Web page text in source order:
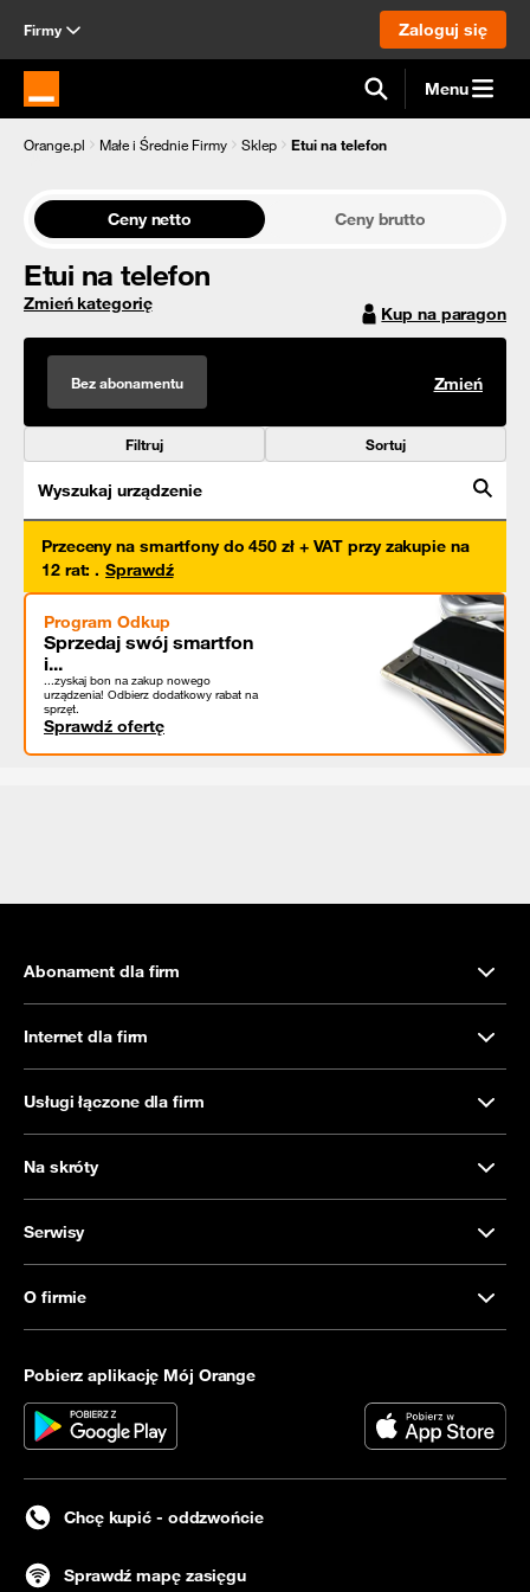
Firmy Zaloguj się
Strona główna Orange.pl Menu
Orange.pl Małe i Średnie Firmy Sklep Etui na telefon
Ceny netto Ceny brutto
Etui na telefon
Zmień kategorię Kup na paragon
Bez abonamentu Zmień
Filtruj Sortuj
Wyszukaj urządzenie
Przeceny na smartfony do 450 zł + VAT przy zakupie na
12 rat: . Sprawdź
Program Odkup
Sprzedaj swój smartfon
i...
...zyskaj bon na zakup nowego
urządzenia! Odbierz dodatkowy rabat na
sprzęt.
Sprawdź ofertę
Abonament dla firm
Internet dla firm
Usługi łączone dla firm
Na skróty
Serwisy
O firmie
Pobierz aplikację Mój Orange
Chcę kupić - oddzwońcie
Sprawdź mapę zasięgu